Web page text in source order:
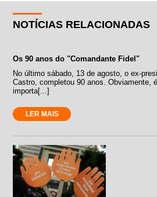
NOTÍCIAS RELACIONADAS
Os 90 anos do "Comandante Fidel"
No último sábado, 13 de agosto, o ex-
Castro, completou 90 anos. Obviamente,
importa[...]
LER MAIS